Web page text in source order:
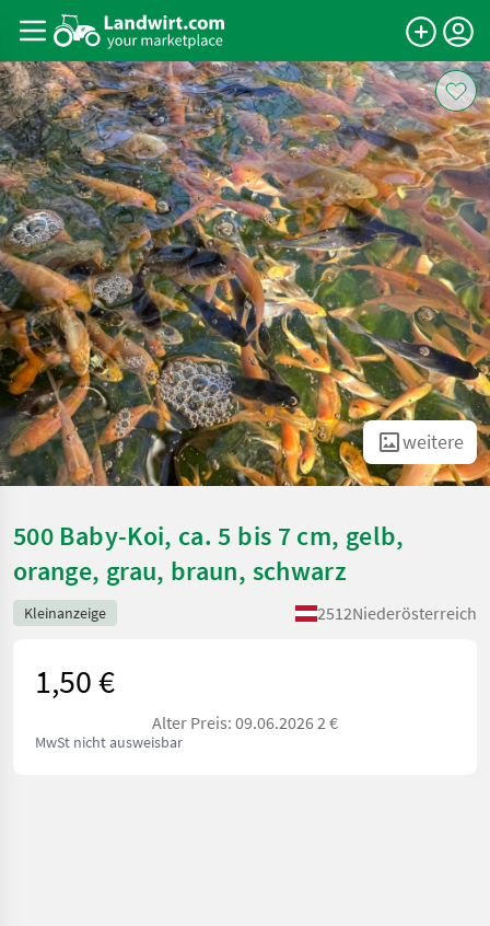
weitere
500 Baby-Koi, ca. 5 bis 7 cm, gelb,
orange, grau, braun, schwarz
Kleinanzeige 2512Niederösterreich
1,50 €
Alter Preis: 09.06.2026 2 €
MwSt nicht ausweisbar